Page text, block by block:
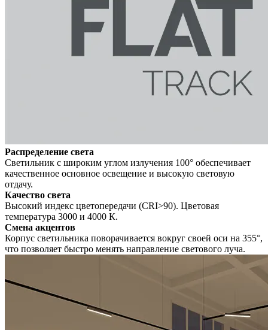
Распределение света
Светильник с широким углом излучения 100° обеспечивает
качественное основное освещение и высокую световую
отдачу.
Качество света
Высокий индекс цветопередачи (CRI>90). Цветовая
температура 3000 и 4000 К.
Смена акцентов
Корпус светильника поворачивается вокруг своей оси на 355°,
что позволяет быстро менять направление светового луча.